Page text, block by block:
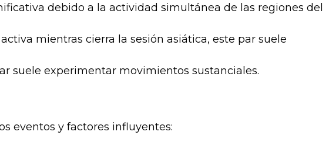
debido a la actividad simultánea de las regiones del
mientras cierra la sesión asiática, este par suele
suele experimentar movimientos sustanciales.
eventos y factores influyentes: